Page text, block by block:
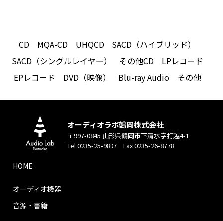
CD MQA-CD UHQCD
SACD（ハイブリッド）
SACD（シングルレイヤー）
その他CD
LPレコード
EPレコード
DVD（映像） Blu-ray Audio その他
オーディオラボ鶴岡株式会社
〒997-0845 山形県鶴岡市下清水字打越4-1
Tel 0235-25-9807 Fax 0235-26-8778
HOME
オーディオ機器
音源・書籍